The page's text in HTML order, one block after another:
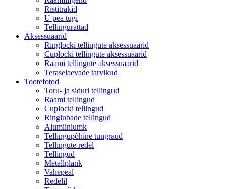
Ristitrakid
U pea tugi
Tellingurattad
Aksessuaarid
Ringlocki tellingute aksessuaarid
Cuplocki tellingute aksessuaarid
Raami tellingute aksessuaarid
Teraselaevade tarvikud
Tootefotod
Toru- ja siduri tellingud
Raami tellingud
Cuplocki tellingud
Ringlubade tellingud
Alumiiniumk
Tellingupõhine tungraud
Tellingute redel
Tellingud
Metallplank
Vahepeal
Redelil